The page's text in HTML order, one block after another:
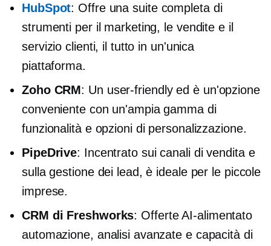
HubSpot: Offre una suite completa di
strumenti per il marketing, le vendite e il
servizio clienti, il tutto in un'unica
piattaforma.
Zoho CRM: Un user-friendlyed è un'opzione
conveniente con un'ampia gamma di
funzionalità e opzioni di personalizzazione.
PipeDrive: Incentrato sui canali di vendita e
sulla gestione dei lead, è ideale per le piccole
imprese.
CRM di Freshworks: OfferteAI-alimentato
automazione, analisi avanzate e capacità di